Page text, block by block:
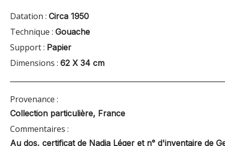
Datation : Circa 1950
Technique : Gouache
Support : Papier
Dimensions : 62 X 34 cm
Provenance :
Collection particulière, France
Commentaires :
Au dos, certificat de Nadia Léger et n° d'inventaire de